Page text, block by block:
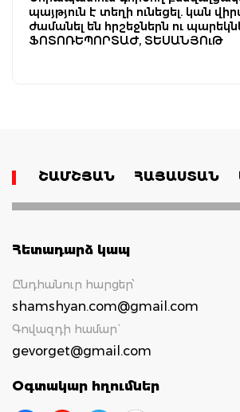
պայթյուն է տեղի ունեցել. կան
ժամանել են հրշեջներն ու
ՖՈՏՈՌԵՊՈՐՏԱԺ, ՏԵՍԱՆՅՈւԹ
ՇԱՄՇՅԱՆ ՀԱՅԱՍՏԱՆ
Հետադարձ կապ
Ընդհանուր հարցեր՝
shamshyan.com@gmail.com
Գովազդի համար`
gevorget@gmail.com
Օգտակար հղումներ